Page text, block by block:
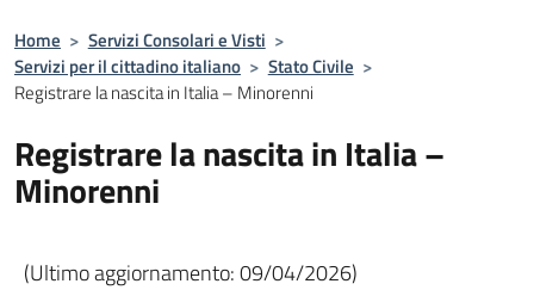
Home > Servizi Consolari e Visti >
Servizi per il cittadino italiano > Stato Civile >
Registrare la nascita in Italia – Minorenni
Registrare la nascita in Italia –
Minorenni
(Ultimo aggiornamento: 09/04/2026)